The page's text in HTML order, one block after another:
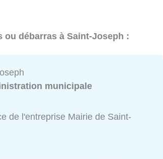
ou débarras à Saint-Joseph :
municipale
de l'entreprise Mairie de Saint-